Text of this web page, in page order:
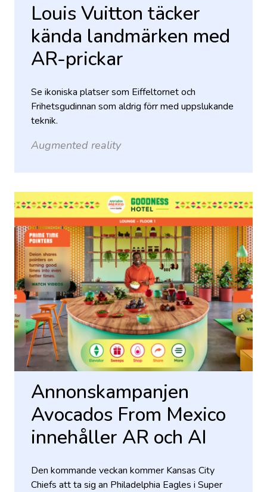
Louis Vuitton täcker
kända landmärken med
AR-prickar
Se ikoniska platser som Eiffeltornet och
Frihetsgudinnan som aldrig förr med uppslukande
teknik.
Augmented reality
Annonskampanjen
Avocados From Mexico
innehåller AR och AI
Den kommande veckan kommer Kansas City
Chiefs att ta sig an Philadelphia Eagles i Super